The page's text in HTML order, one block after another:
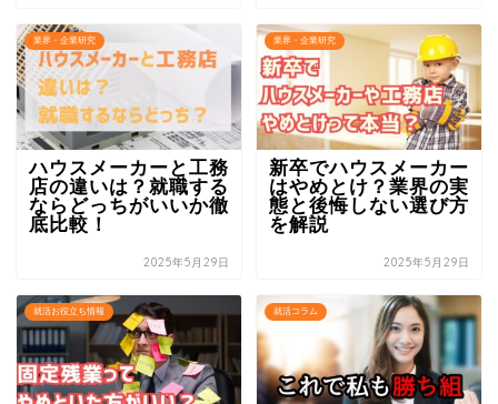
業界・企業研究
ハウスメーカーと工務
店の違いは？就職する
ならどっちがいいか徹
底比較！
2025年5月29日
業界・企業研究
新卒でハウスメーカー
はやめとけ？業界の実
態と後悔しない選び方
を解説
2025年5月29日
就活お役立ち情報 就活コラム